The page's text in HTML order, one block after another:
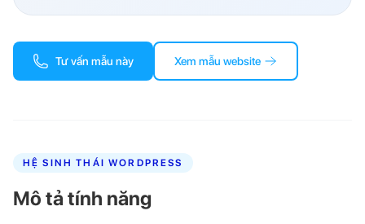
Tư vấn mẫu này Xem mẫu website
HỆ SINH THÁI WORDPRESS
Mô tả tính năng